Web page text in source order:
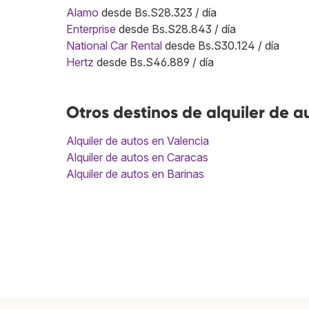
Alamo desde Bs.S28.323 / día
Enterprise desde Bs.S28.843 / día
National Car Rental desde Bs.S30.124 / día
Hertz desde Bs.S46.889 / día
Otros destinos de alquiler de
Alquiler de autos en Valencia
Alquiler de autos en Caracas
Alquiler de autos en Barinas